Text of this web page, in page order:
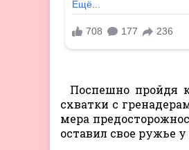
Поспешно пройдя
схватки с
мера
оставил свое ружье